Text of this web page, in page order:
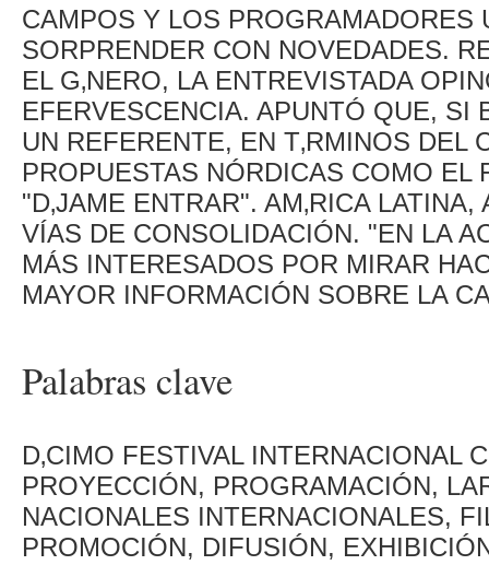
CAMPOS Y LOS PROGRAMADORES
SORPRENDER CON NOVEDADES.
EL G‚NERO, LA ENTREVISTADA
EFERVESCENCIA. APUNTÓ QUE, SI
UN REFERENTE, EN T‚RMINOS DEL
PROPUESTAS NÓRDICAS COMO
"D‚JAME ENTRAR". AM‚RICA
VÍAS DE CONSOLIDACIÓN. "EN LA
MÁS INTERESADOS POR MIRAR
MAYOR INFORMACIÓN SOBRE LA
Palabras clave
D‚CIMO FESTIVAL INTERNACIONAL
PROYECCIÓN, PROGRAMACIÓN,
NACIONALES INTERNACIONALES,
PROMOCIÓN, DIFUSIÓN,